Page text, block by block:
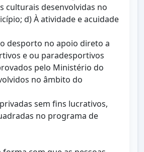
culturais desenvolvidas no
d) À atividade e acuidade
desporto no apoio direto a
e ou paradesportivos
pelo Ministério do
no âmbito do
sem fins lucrativos,
no programa de